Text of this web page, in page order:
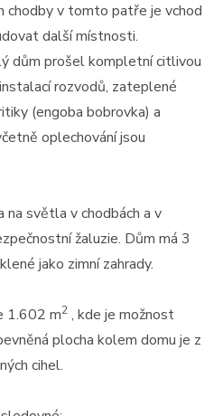
chodby v tomto patře je vchod
další místnosti.
dům prošel kompletní citlivou
rozvodů, zateplené
(engoba bobrovka) a
oplechování jsou
na světla v chodbách a v
žaluzie. Dům má 3
jako zimní zahrady.
1.602 m2 , kde je možnost
plocha kolem domu je z
cihel.